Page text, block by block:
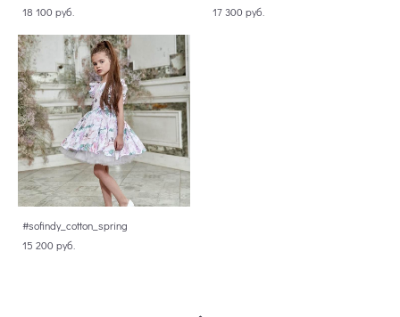
18 100 pуб.
17 300 pуб.
#sofindy_cotton_spring
15 200 pуб.